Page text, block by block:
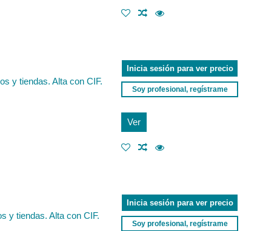
y tiendas. Alta con CIF.
Inicia sesión para ver precio
Soy profesional, regístrame
Ver
y tiendas. Alta con CIF.
Inicia sesión para ver precio
Soy profesional, regístrame